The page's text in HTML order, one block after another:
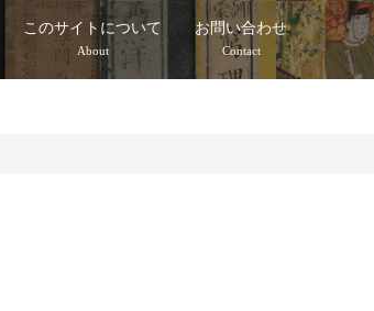
このサイトについて
About
お問い合わせ
Contact